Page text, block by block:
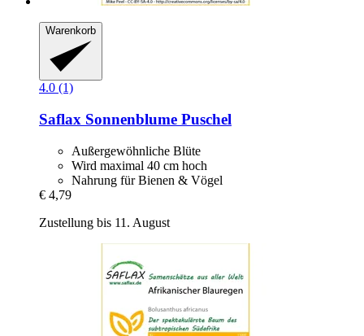
Warenkorb
4.0 (1)
Saflax Sonnenblume Puschel
Außergewöhnliche Blüte
Wird maximal 40 cm hoch
Nahrung für Bienen & Vögel
€ 4,79
Zustellung bis 11. August